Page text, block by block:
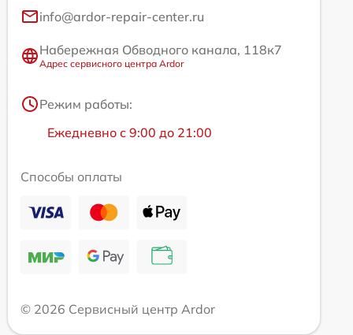
info@ardor-repair-center.ru
Набережная Обводного канала, 118к7
Адрес сервисного центра Ardor
Режим работы:
Ежедневно с 9:00 до 21:00
Способы оплаты
© 2026 Сервисный центр Ardor